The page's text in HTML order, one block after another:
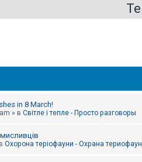
in 8 March!
» в Світле і тепле - Просто разговоры
мисливців
Охорона теріофауни - Охрана